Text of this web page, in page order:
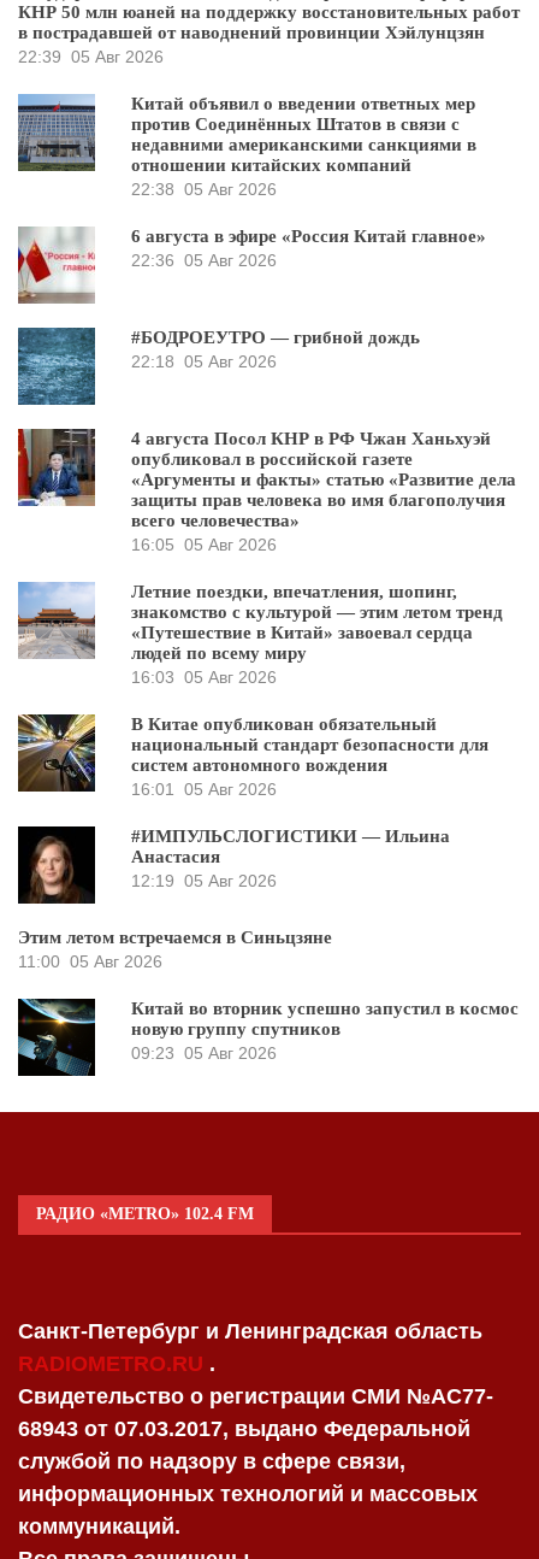
КНР 50 млн юаней на поддержку восстановительных работ
в пострадавшей от наводнений провинции Хэйлунцзян
22:39 05 Авг 2026
Китай объявил о введении ответных мер
против Соединённых Штатов в связи с
недавними американскими санкциями в
отношении китайских компаний
22:38 05 Авг 2026
6 августа в эфире «Россия Китай главное»
22:36 05 Авг 2026
#БОДРОЕУТРО — грибной дождь
22:18 05 Авг 2026
4 августа Посол КНР в РФ Чжан Ханьхуэй
опубликовал в российской газете
«Аргументы и факты» статью «Развитие дела
защиты прав человека во имя благополучия
всего человечества»
16:05 05 Авг 2026
Летние поездки, впечатления, шопинг,
знакомство с культурой — этим летом тренд
«Путешествие в Китай» завоевал сердца
людей по всему миру
16:03 05 Авг 2026
В Китае опубликован обязательный
национальный стандарт безопасности для
систем автономного вождения
16:01 05 Авг 2026
#ИМПУЛЬСЛОГИСТИКИ — Ильина
Анастасия
12:19 05 Авг 2026
Этим летом встречаемся в Синьцзяне
11:00 05 Авг 2026
Китай во вторник успешно запустил в космос
новую группу спутников
09:23 05 Авг 2026
РАДИО «METRO» 102.4 FM
Санкт-Петербург и Ленинградская область
RADIOMETRO.RU .
Свидетельство о регистрации СМИ №AC77-
68943 от 07.03.2017, выдано Федеральной
службой по надзору в сфере связи,
информационных технологий и массовых
коммуникаций.